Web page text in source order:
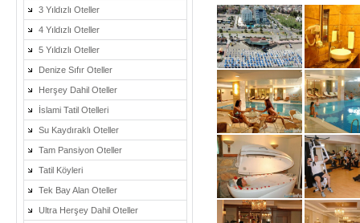
3 Yıldızlı Oteller
4 Yıldızlı Oteller
5 Yıldızlı Oteller
Denize Sıfır Oteller
Herşey Dahil Oteller
İslami Tatil Otelleri
Su Kaydıraklı Oteller
Tam Pansiyon Oteller
Tatil Köyleri
Tek Bay Alan Oteller
Ultra Herşey Dahil Oteller